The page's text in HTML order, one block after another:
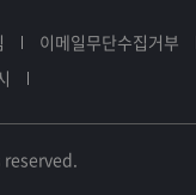
이메일무단수집거부